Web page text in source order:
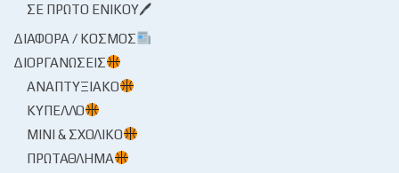
ΣΕ ΠΡΏΤΟ ΕΝΙΚΟΎ🖊
ΔΙΆΦΟΡΑ / ΚΌΣΜΟΣ
ΔΙΟΡΓΑΝΏΣΕΙΣ
ΑΝΑΠΤΥΞΙΑΚΌ
ΚΎΠΕΛΛΟ
ΜΊΝΙ & ΣΧΟΛΙΚΌ
ΠΡΩΤΆΘΛΗΜΑ